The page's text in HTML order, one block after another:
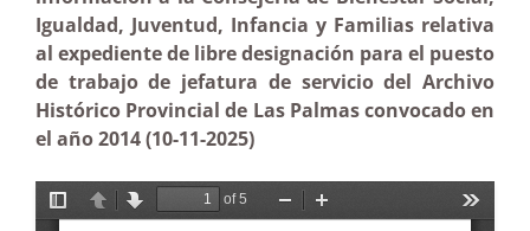
Igualdad, Juventud, Infancia y Familias relativa
al expediente de libre designación para el puesto
de trabajo de jefatura de servicio del Archivo
Histórico Provincial de Las Palmas convocado en
el año 2014 (10-11-2025)